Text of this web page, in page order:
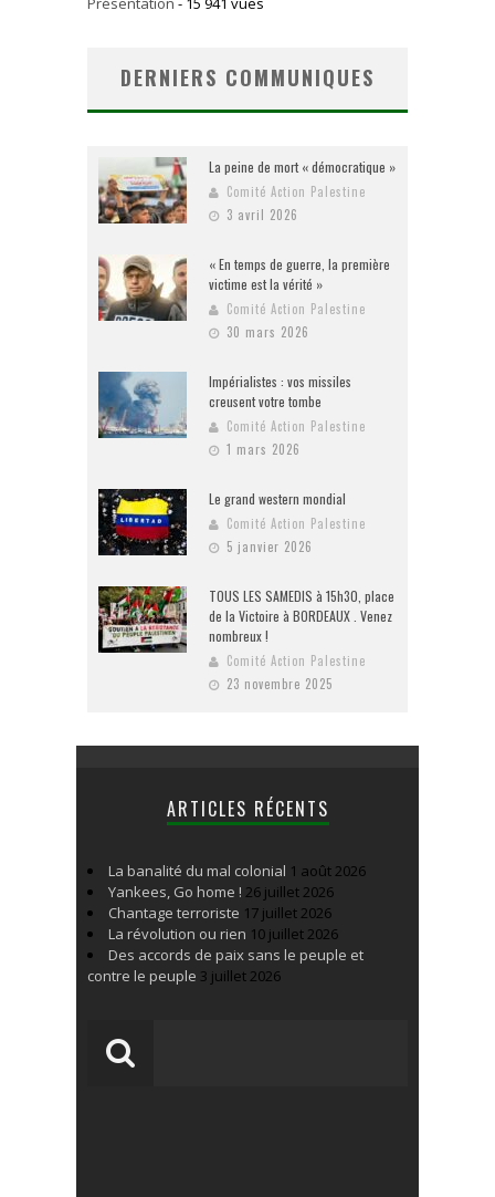
DERNIERS COMMUNIQUES
La peine de mort « démocratique »
Comité Action Palestine
3 avril 2026
« En temps de guerre, la première
victime est la vérité »
Comité Action Palestine
30 mars 2026
Impérialistes : vos missiles
creusent votre tombe
Comité Action Palestine
1 mars 2026
Le grand western mondial
Comité Action Palestine
5 janvier 2026
TOUS LES SAMEDIS à 15h30, place
de la Victoire à BORDEAUX . Venez
nombreux !
Comité Action Palestine
23 novembre 2025
ARTICLES RÉCENTS
La banalité du mal colonial 1 août 2026
Yankees, Go home ! 26 juillet 2026
Chantage terroriste 17 juillet 2026
La révolution ou rien 10 juillet 2026
Des accords de paix sans le peuple et
contre le peuple 3 juillet 2026